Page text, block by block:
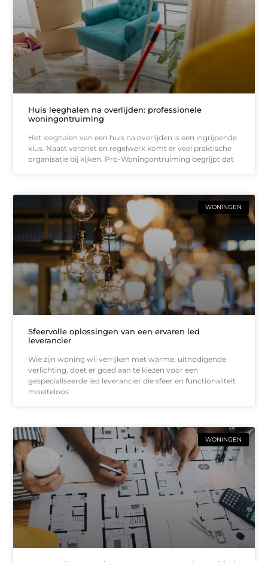
Huis leeghalen na overlijden: professionele
woningontruiming
Het leeghalen van een huis na overlijden is een ingrijpende
klus. Naast verdriet en regelwerk komt er veel praktische
organisatie bij kijken. Pro-Woningontruiming begrijpt dat
WONINGEN
Sfeervolle oplossingen van een ervaren led
leverancier
Wie zijn woning wil verrijken met warme, uitnodigende
verlichting, doet er goed aan te kiezen voor een
gespecialiseerde led leverancier die sfeer en functionaliteit
moeiteloos
WONINGEN